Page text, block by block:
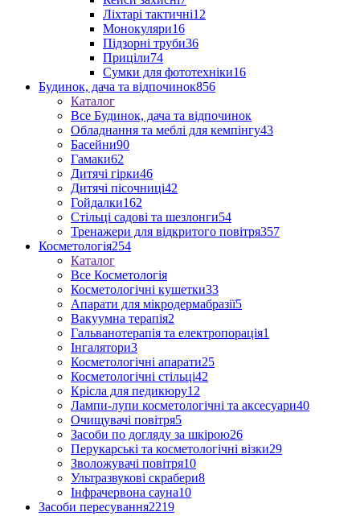
Ліхтарі тактичні12
Монокуляри16
Підзорні труби36
Приціли74
Сумки для фототехніки16
Будинок, дача та відпочинок856
Каталог
Все Будинок, дача та відпочинок
Обладнання та меблі для кемпінгу43
Басейни90
Гамаки62
Дитячі гірки46
Дитячі пісочниці42
Гойдалки162
Стільці садові та шезлонги54
Тренажери для відкритого повітря357
Косметологія254
Каталог
Все Косметологія
Косметологічні кушетки33
Апарати для мікродермабразії5
Вакуумна терапія2
Гальванотерапія та електропорація1
Інгалятори3
Косметологічні апарати25
Косметологічні стільці42
Крісла для педикюру12
Лампи-лупи косметологічні та аксесуари40
Очищувачі повітря5
Засоби по догляду за шкірою26
Перукарські та косметологічні візки29
Зволожувачі повітря10
Ультразвукові скрабери8
Інфрачервона сауна10
Засоби пересування2219